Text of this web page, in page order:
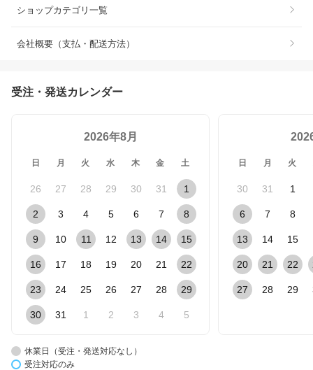
ショップカテゴリ一覧
会社概要（支払・配送方法）
受注・発送カレンダー
2026年8月
日 月 火 水 木 金 土
26 27 28 29 30 31 1
2 3 4 5 6 7 8
9 10 11 12 13 14 15
16 17 18 19 20 21 22
23 24 25 26 27 28 29
30 31 1 2 3 4 5
日 月 火
30 31 1
6 7 8
13 14 15
20 21 22
27 28 29
休業日（受注・発送対応なし）
受注対応のみ